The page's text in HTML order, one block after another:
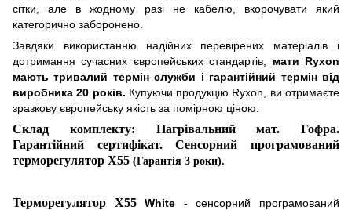
сітки, але вжодному разі не кабелю, вкорочувати який
категорично заборонено.
Завдяки використанню надійних перевірених матеріалів і
дотримання сучасних європейських стандартів, мати Ryxon
мають тривалий термін служби і гарантійний термін від
виробника 20 років. Купуючи продукцію Ryxon, ви отримаєте
зразкову європейську якість за помірною ціною.
Склад комплекту: Нагрівальний мат. Гофра.
Гарантійний сертифікат. Сенсорний програмований
терморегулятор X55 (Гарантія 3 роки).
Терморегулятор X55White - сенсорний програмований